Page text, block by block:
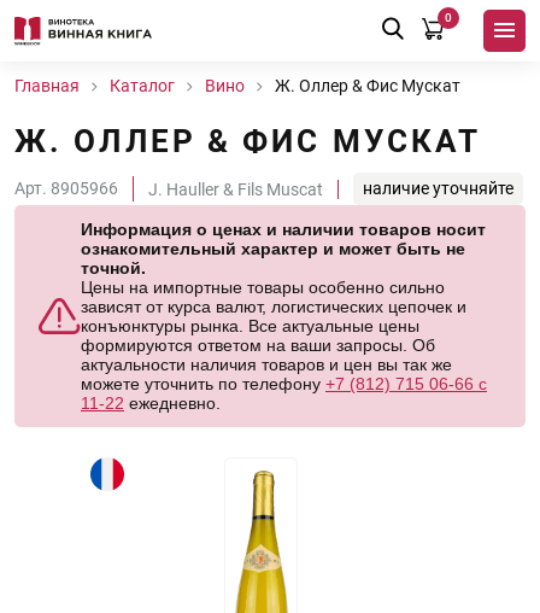
0
Главная Каталог Вино Ж. Оллер & Фис Мускат
Ж. ОЛЛЕР & ФИС МУСКАТ
Арт. 8905966 J. Hauller & Fils Muscat наличие уточняйте
Информация о ценах и наличии товаров носит
ознакомительный характер и может быть не
точной.
Цены на импортные товары особенно сильно
зависят от курса валют, логистических цепочек и
конъюнктуры рынка. Все актуальные цены
формируются ответом на ваши запросы. Об
актуальности наличия товаров и цен вы так же
можете уточнить по телефону +7 (812) 715 06-66 с
11-22 ежедневно.